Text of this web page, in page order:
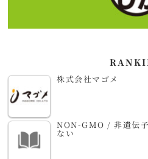
株式会社マゴメ
NON-GMO / 非遺伝
ない